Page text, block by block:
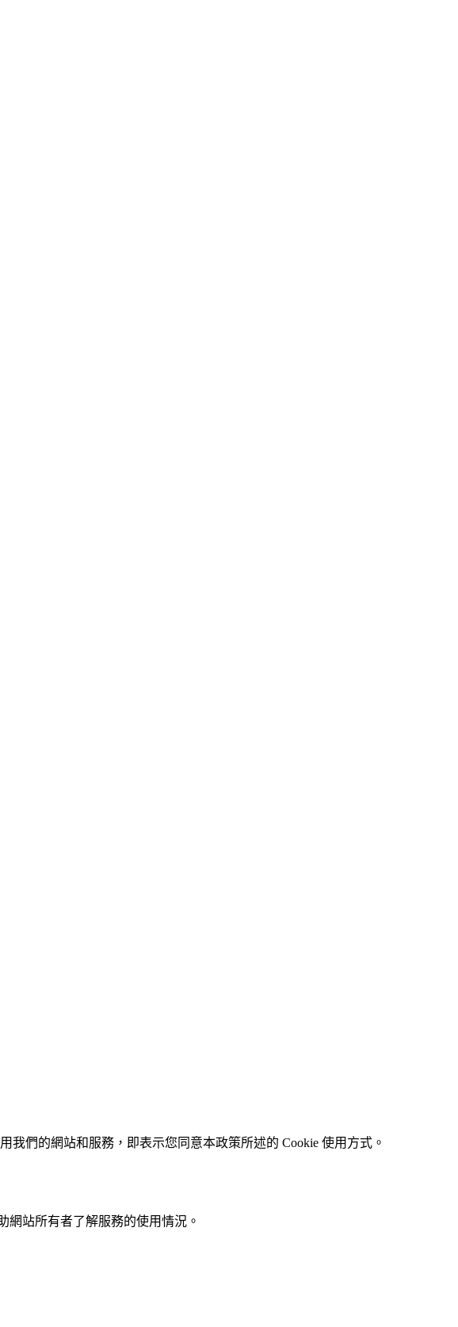
我們的網站和服務，即表示您同意本政策所述的 Cookie 使用方式。
網站所有者了解服務的使用情況。